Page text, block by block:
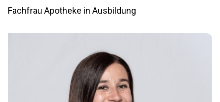
Fachfrau Apotheke in Ausbildung